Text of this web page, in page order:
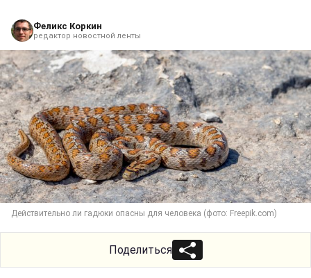
Феликс Коркин
редактор новостной ленты
Действительно ли гадюки опасны для человека (фото: Freepik.com)
Поделиться